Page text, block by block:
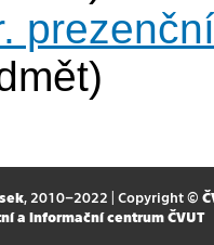
, 2010–2022 | Copyright ©
a informační centrum ČVUT